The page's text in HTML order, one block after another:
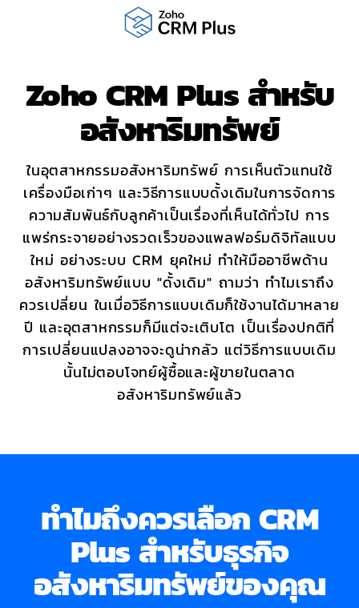
Zoho CRM Plus สำหรับ
อสังหาริมทรัพย์
ในอุตสาหกรรมอสังหาริมทรัพย์ การเห็นตัวแทนใช้
เครื่องมือเก่าๆ และวิธีการแบบดั้งเดิมในการจัดการ
ความสัมพันธ์กับลูกค้าเป็นเรื่องที่เห็นได้ทั่วไป การ
แพร่กระจายอย่างรวดเร็วของแพลฟอร์มดิจิทัลแบบ
ใหม่ อย่างระบบ CRM ยุคใหม่ ทำให้มืออาชีพด้าน
อสังหาริมทรัพย์แบบ "ดั้งเดิม" ถามว่า ทำไมเราถึง
ควรเปลี่ยน ในเมื่อวิธีการแบบเดิมก็ใช้งานได้มาหลาย
ปี และอุตสาหกรรมก็มีแต่จะเติบโต เป็นเรื่องปกติที่
การเปลี่ยนแปลงอาจจะดูน่ากลัว แต่วิธีการแบบเดิม
นั้นไม่ตอบโจทย์ผู้ซื้อและผู้ขายในตลาด
อสังหาริมทรัพย์แล้ว
ทำไมถึงควรเลือก CRM
Plus สำหรับธุรกิจ
อสังหาริมทรัพย์ของคุณ